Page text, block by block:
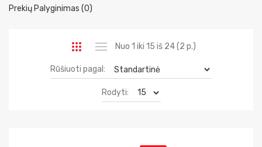
Prekių Palyginimas (0)
Nuo 1 iki 15 iš 24 (2 p.)
Rūšiuoti pagal:
Rodyti: